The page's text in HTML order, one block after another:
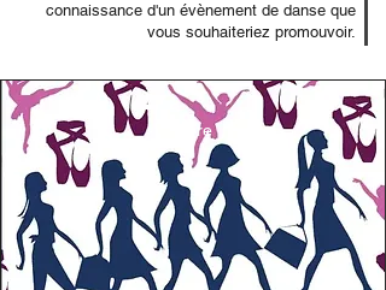
connaissance d'un évènement de danse que
vous souhaiteriez promouvoir.
Livre